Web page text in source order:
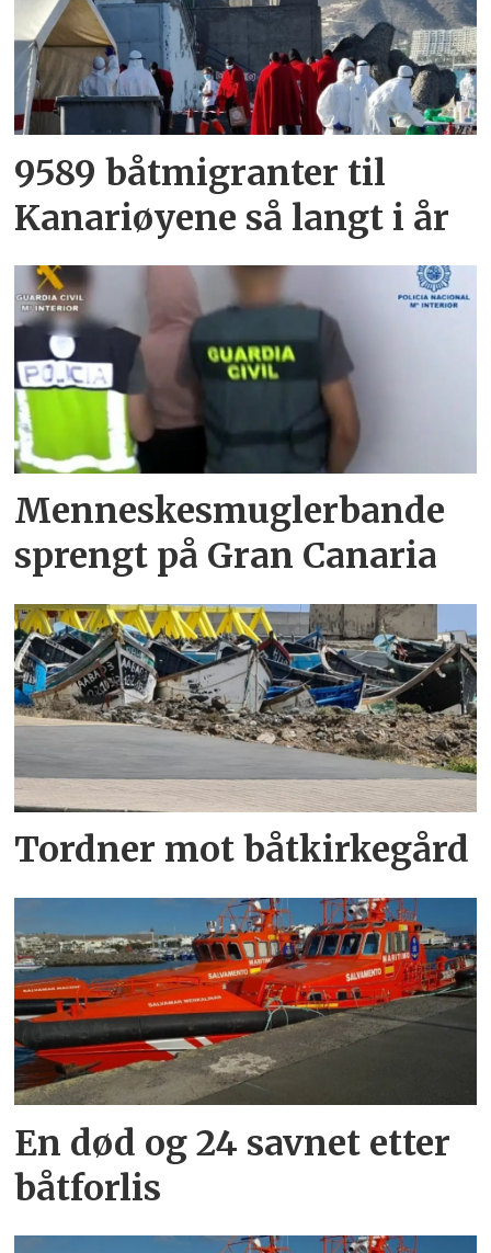
9589 båtmigranter til
Kanariøyene så langt i år
Menneskesmuglerbande
sprengt på Gran Canaria
Tordner mot båtkirkegård
En død og 24 savnet etter
båtforlis